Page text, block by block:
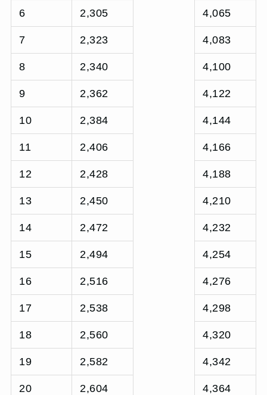
6 2,305 4,065
7 2,323 4,083
8 2,340 4,100
9 2,362 4,122
10 2,384 4,144
11 2,406 4,166
12 2,428 4,188
13 2,450 4,210
14 2,472 4,232
15 2,494 4,254
16 2,516 4,276
17 2,538 4,298
18 2,560 4,320
19 2,582 4,342
20 2,604 4,364